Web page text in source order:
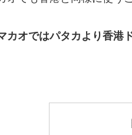
カオではパタカより香港